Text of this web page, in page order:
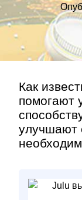
Как
помогают
улучшают
Рубрики»
Правила»
Контакт»